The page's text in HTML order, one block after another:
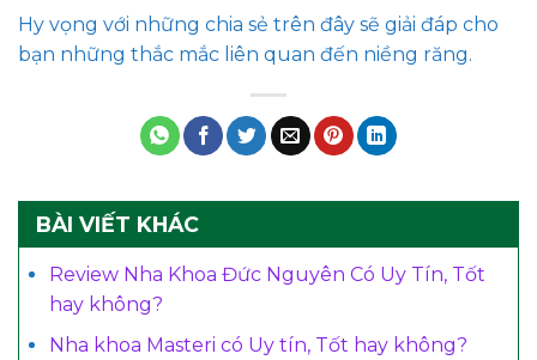
Hy vọng với những chia sẻ trên đây sẽ giải đáp cho
bạn những thắc mắc liên quan đến niềng răng.
BÀI VIẾT KHÁC
Review Nha Khoa Đức Nguyên Có Uy Tín, Tốt
hay không?
Nha khoa Masteri có Uy tín, Tốt hay không?